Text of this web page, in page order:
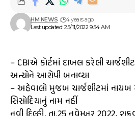
Last updated: 25/11/2022 9:54 AM
HM NEWS 4 years ago
– CBIએ કોર્ટમાં દાખલ કરેલી
અન્યોને આરોપી બનાવ્યા
– અહેવાલો મુજબ ચાર્જશીટમાં નાયબ
સિસોદિયાનું નામ નહીં